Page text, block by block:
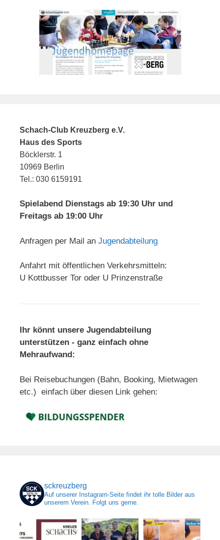
Schach-Club Kreuzberg e.V.
Haus des Sports
Böcklerstr. 1
10969 Berlin
Tel.: 030 6159191
Spielabend Dienstags ab 19:30 Uhr und
Freitags ab 19:00 Uhr
Anfragen per Mail an Jugendabteilung
Anfahrt mit öffentlichen Verkehrsmitteln:
U Kottbusser Tor oder U Prinzenstraße
Ihr könnt unsere Jugendabteilung
unterstützen - ganz einfach ohne
Mehraufwand:
Bei Reisebuchungen (Bahn, Booking, Mietwagen
etc.) einfach über diesen Link gehen:
sckreuzberg
Auf unserer Instagram-Seite findet ihr tolle Bilder aus
unserem Verein. Folgt uns gerne.